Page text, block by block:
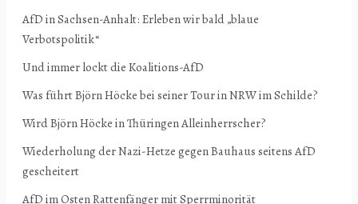
AfD in Sachsen-Anhalt: Erleben wir bald „blaue
Verbotspolitik“
Und immer lockt die Koalitions-AfD
Was führt Björn Höcke bei seiner Tour in NRW im Schilde?
Wird Björn Höcke in Thüringen Alleinherrscher?
Wiederholung der Nazi-Hetze gegen Bauhaus seitens AfD
gescheitert
AfD im Osten Rattenfänger mit Sperrminorität